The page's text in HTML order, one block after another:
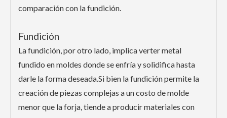
comparación con la fundición.
Fundición
La fundición, por otro lado, implica verter metal
fundido en moldes donde se enfría y solidifica hasta
darle la forma deseada.Si bien la fundición permite la
creación de piezas complejas a un costo de molde
menor que la forja, tiende a producir materiales con